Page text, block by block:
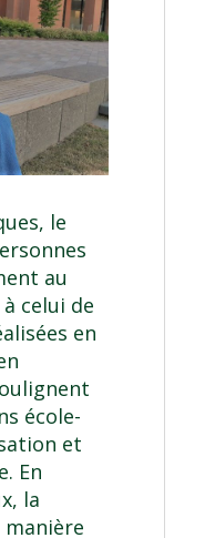
le
au
celui de
en
école-
et
En
la